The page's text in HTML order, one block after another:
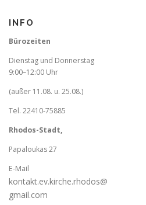
INFO
Bürozeiten
Dienstag und Donnerstag
9:00–12:00 Uhr
(außer 11.08. u. 25.08.)
Tel. 22410-75885
Rhodos-Stadt,
Papaloukas 27
E-Mail
kontakt.ev.kirche.rhodos@
gmail.com